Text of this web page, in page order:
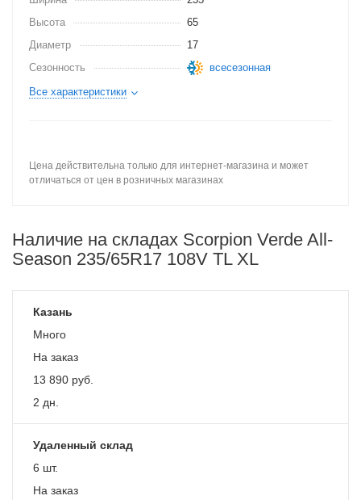
Высота
65
Диаметр
17
Сезонность
всесезонная
Все характеристики
Цена действительна только для интернет-магазина и может
отличаться от цен в розничных магазинах
Наличие на складах Scorpion Verde All-
Season 235/65R17 108V TL XL
Казань
Много
На заказ
13 890 руб.
2 дн.
Удаленный склад
6 шт.
На заказ